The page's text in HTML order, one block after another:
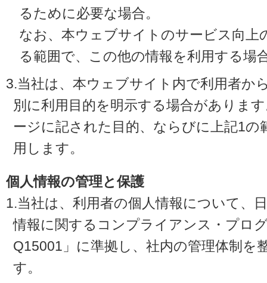
るために必要な場合。
なお、本ウェブサイトのサービス向上
る範囲で、この他の情報を利用する場
3.当社は、本ウェブサイト内で利用者か
別に利用目的を明示する場合がありま
ージに記された目的、ならびに上記1の
用します。
個人情報の管理と保護
1.当社は、利用者の個人情報について、
情報に関するコンプライアンス・プロ
Q15001」に準拠し、社内の管理体制を
す。